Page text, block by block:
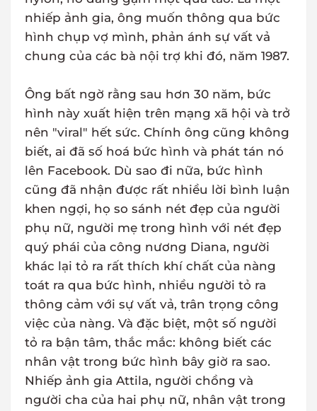
nhiếp ảnh gia, ông muốn thông qua bức
hình chụp vợ mình, phản ánh sự vất vả
chung của các bà nội trợ khi đó, năm 1987.
Ông bất ngờ rằng sau hơn 30 năm, bức
hình này xuất hiện trên mạng xã hội và trở
nên "viral" hết sức. Chính ông cũng không
biết, ai đã số hoá bức hình và phát tán nó
lên Facebook. Dù sao đi nữa, bức hình
cũng đã nhận được rất nhiều lời bình luận
khen ngợi, họ so sánh nét đẹp của người
phụ nữ, người mẹ trong hình với nét đẹp
quý phái của công nương Diana, người
khác lại tỏ ra rất thích khí chất của nàng
toát ra qua bức hình, nhiều người tỏ ra
thông cảm với sự vất vả, trân trọng công
việc của nàng. Và đặc biệt, một số người
tỏ ra bận tâm, thắc mắc: không biết các
nhân vật trong bức hình bây giờ ra sao.
Nhiếp ảnh gia Attila, người chồng và
người cha của hai phụ nữ, nhân vật trong